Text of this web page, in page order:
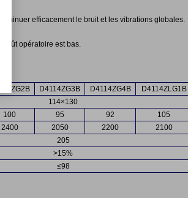
efficacement le bruit et les vibrations globales.
coût opératoire est bas.
D4114ZG3B D4114ZG4B
D4114ZLG1B
114×130
100 95 92
105
2400 2050 2200
2100
205
>15%
≤98